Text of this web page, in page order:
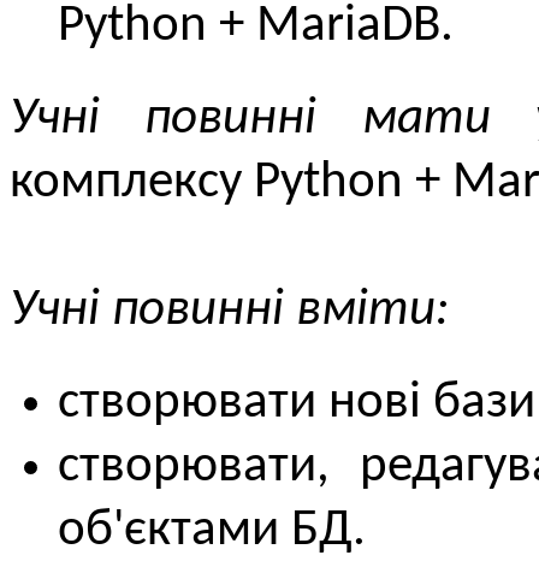
Python + MariaDB.
Учні повинні мати
комплексу Python +
Учні повинні вміти:
створювати нові
створювати,
об'єктами БД.